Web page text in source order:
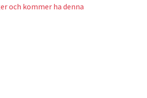
och kommer ha denna